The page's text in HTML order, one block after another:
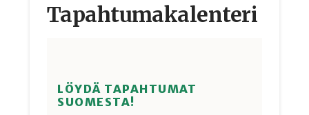
Tapahtuma­kalenteri
LÖYDÄ TAPAHTUMAT
SUOMESTA!